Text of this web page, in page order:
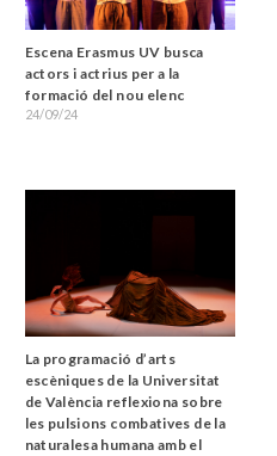
Escena Erasmus UV busca
actors i actrius per a la
formació del nou elenc
24/09/24
La programació d’arts
escèniques de la Universitat
de València reflexiona sobre
les pulsions combatives de la
naturalesa humana amb el